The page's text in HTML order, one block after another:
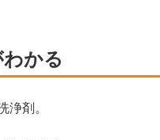
かる
浄剤。